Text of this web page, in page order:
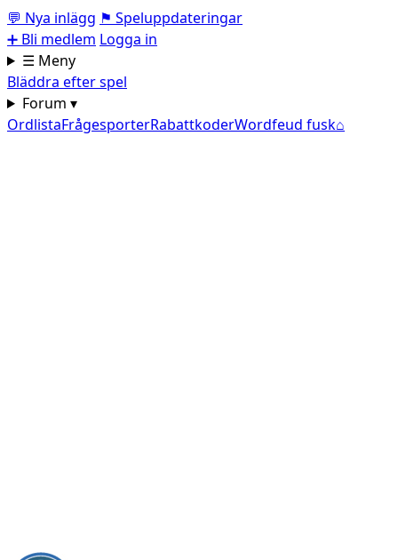
💬 Nya inlägg ⚑ Speluppdateringar
➕ Bli medlem Logga in
☰ Meny
Bläddra efter spel
Forum ▾
OrdlistaFrågesporterRabattkoderWordfeud fusk⌂